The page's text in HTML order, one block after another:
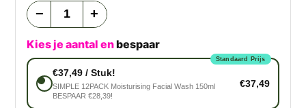
− +
Kies je aantal enbespaar
Standaard Prijs
€37,49 / Stuk!
SIMPLE 12PACK Moisturising Facial Wash 150ml
BESPAAR €28,39!
€37,49